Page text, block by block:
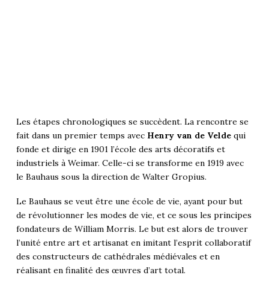
Les étapes chronologiques se succèdent. La rencontre se
fait dans un premier temps avec Henry van de Veldequi
fonde et dirige en 1901 l’école des arts décoratifs et
industriels à Weimar. Celle-ci se transforme en 1919 avec
le Bauhaus sous la direction de Walter Gropius.
Le Bauhaus se veut être une école de vie, ayant pour but
de révolutionner les modes de vie, et ce sous les principes
fondateurs de William Morris. Le but est alors de trouver
l’unité entre art et artisanat en imitant l’esprit collaboratif
des constructeurs de cathédrales médiévales et en
réalisant en finalité des œuvres d’art total.